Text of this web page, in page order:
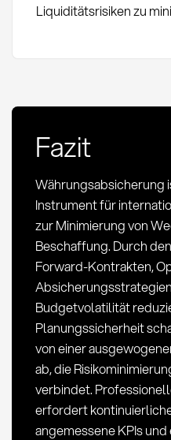
Liquiditätsrisiken zu
Fazit
Währungsabsicherung
Instrument für
zur Minimierung von
Beschaffung. Durch
Forward-Kontrakten,
Budgetvolatilität
Planungssicherheit
von einer
ab, die
verbindet.
erfordert
angemessene KPIs